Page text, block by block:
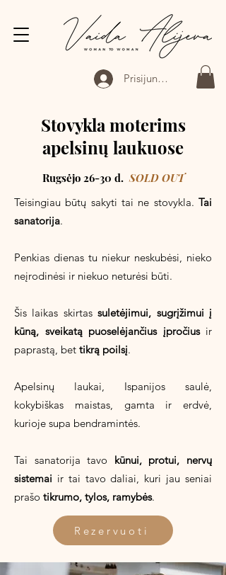
Prisijungti
Rugsėjo 26-30 d.SOLD OUT
Teisingiau būtų sakyti tai ne stovykla.Tai
sanatorija.
Penkias dienas tu niekur neskubėsi, nieko
neįrodinėsi ir niekuo neturėsi būti.
Šis laikas skirtassuletėjimui, sugrįžimui į
kūną, sveikatą puoselėjančius įpročiusir
paprastą, bet tikrą poilsį.
Apelsinų laukai, Ispanijos saulė,
kokybiškas maistas, gamta ir erdvė,
kurioje supa bendramintės.
Tai sanatorija tavo kūnui, protui, nervų
sistemai ir tai tavo daliai, kuri jau seniai
prašo tikrumo, tylos, ramybės.
Rezervuoti
Stovykla moterims
apelsinų laukuose